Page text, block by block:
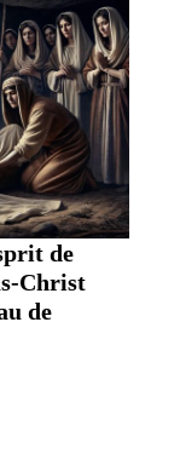
de
Christ
de